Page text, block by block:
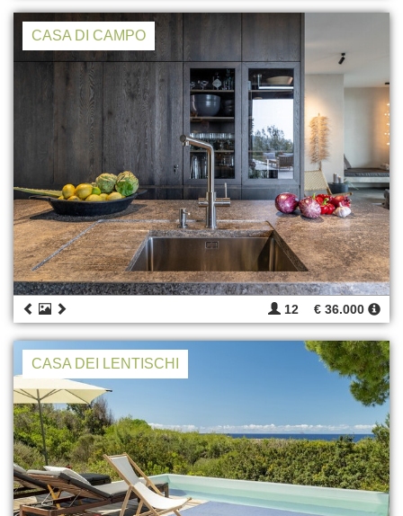
CASA DI CAMPO
12 € 36.000
CASA DEI LENTISCHI